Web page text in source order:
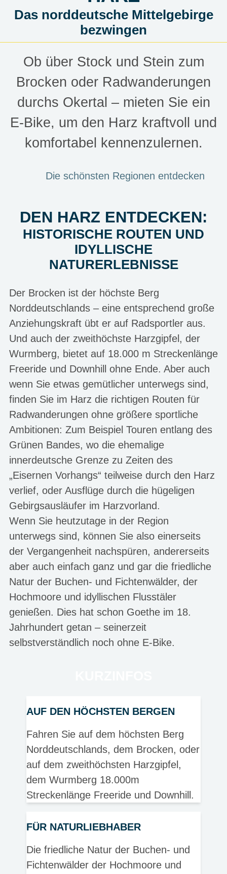
Das norddeutsche Mittelgebirge
bezwingen
Ob über Stock und Stein zum
Brocken oder Radwanderungen
durchs Okertal – mieten Sie ein
E-Bike, um den Harz kraftvoll und
komfortabel kennenzulernen.
Die schönsten Regionen entdecken
DEN HARZ ENTDECKEN:
HISTORISCHE ROUTEN UND
IDYLLISCHE
NATURERLEBNISSE
Der Brocken ist der höchste Berg
Norddeutschlands – eine entsprechend große
Anziehungskraft übt er auf Radsportler aus.
Und auch der zweithöchste Harzgipfel, der
Wurmberg, bietet auf 18.000 m Streckenlänge
Freeride und Downhill ohne Ende. Aber auch
wenn Sie etwas gemütlicher unterwegs sind,
finden Sie im Harz die richtigen Routen für
Radwanderungen ohne größere sportliche
Ambitionen: Zum Beispiel Touren entlang des
Grünen Bandes, wo die ehemalige
innerdeutsche Grenze zu Zeiten des
„Eisernen Vorhangs“ teilweise durch den Harz
verlief, oder Ausflüge durch die hügeligen
Gebirgsausläufer im Harzvorland.
Wenn Sie heutzutage in der Region
unterwegs sind, können Sie also einerseits
der Vergangenheit nachspüren, andererseits
aber auch einfach ganz und gar die friedliche
Natur der Buchen- und Fichtenwälder, der
Hochmoore und idyllischen Flusstäler
genießen. Dies hat schon Goethe im 18.
Jahrhundert getan – seinerzeit
selbstverständlich noch ohne E-Bike.
AUF DEN HÖCHSTEN BERGEN
Fahren Sie auf dem höchsten Berg
Norddeutschlands, dem Brocken, oder
auf dem zweithöchsten Harzgipfel,
dem Wurmberg 18.000m
Streckenlänge Freeride und Downhill.
FÜR NATURLIEBHABER
Die friedliche Natur der Buchen- und
Fichtenwälder der Hochmoore und